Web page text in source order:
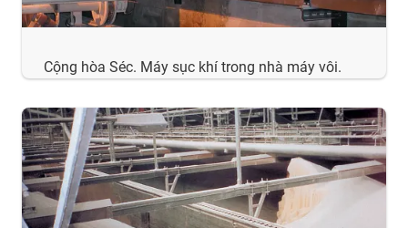
Cộng hòa Séc. Máy sục khí trong nhà máy vôi.